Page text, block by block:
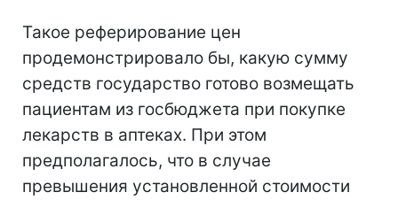
Такое реферирование цен
продемонстрировало бы, какую сумму
средств государство готово возмещать
пациентам из госбюджета при покупке
лекарств в аптеках. При этом
предполагалось, что в случае
превышения установленной стоимости